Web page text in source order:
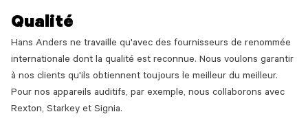
Qualité
Hans Anders ne travaille qu'avec des fournisseurs de renommée
internationale dont la qualité est reconnue. Nous voulons garantir
à nos clients qu'ils obtiennent toujours le meilleur du meilleur.
Pour nos appareils auditifs, par exemple, nous collaborons avec
Rexton, Starkey et Signia.